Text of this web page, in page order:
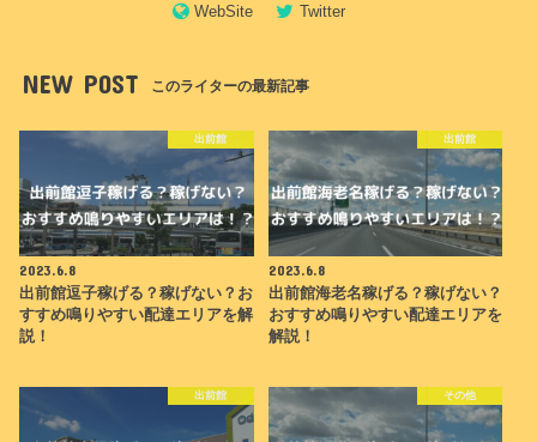
WebSite Twitter
NEW POST このライターの最新記事
出前館
2023.6.8
出前館逗子稼げる？稼げない？お
すすめ鳴りやすい配達エリアを解
説！
出前館
2023.6.8
出前館海老名稼げる？稼げない？
おすすめ鳴りやすい配達エリアを
解説！
出前館 その他